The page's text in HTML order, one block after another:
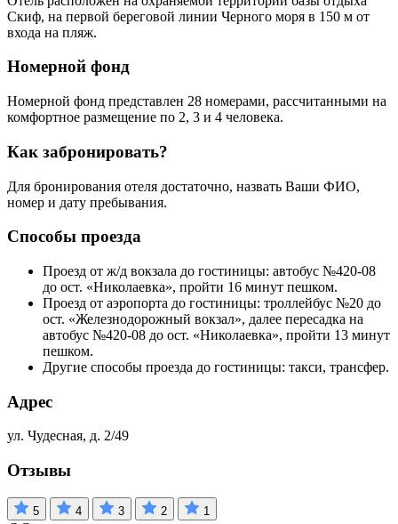
Скиф, на первой береговой линии Черного моря в 150 м от
входа на пляж.
Номерной фонд
Номерной фонд представлен 28 номерами, рассчитанными на
комфортное размещение по 2, 3 и 4 человека.
Как забронировать?
Для бронирования отеля достаточно, назвать Ваши ФИО,
номер и дату пребывания.
Способы проезда
Проезд от ж/д вокзала до гостиницы: автобус №420-08
до ост. «Николаевка», пройти 16 минут пешком.
Проезд от аэропорта до гостиницы: троллейбус №20 до
ост. «Железнодорожный вокзал», далее пересадка на
автобус №420-08 до ост. «Николаевка», пройти 13 минут
пешком.
Другие способы проезда до гостиницы: такси, трансфер.
Адрес
ул. Чудесная, д. 2/49
Отзывы
5 4 3 2 1